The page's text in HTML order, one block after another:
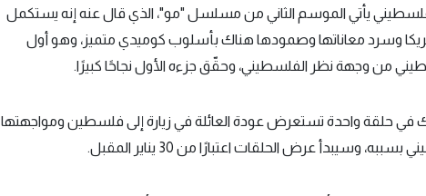
الفلسطيني يأتي الموسم الثاني من مسلسل "مو"، الذي قال عنه إنه يستكمل
وسرد معاناتها وصمودها هناك بأسلوب كوميدي متميز، وهو أول
من وجهة نظر الفلسطيني، وحقّق جزءه الأول نجاحًا كبيرًا.
حلقة واحدة تستعرض عودة العائلة في زيارة إلى فلسطين ومواجهتها
وسيبدأ عرض الحلقات اعتبارًا من 30 يناير المقبل.